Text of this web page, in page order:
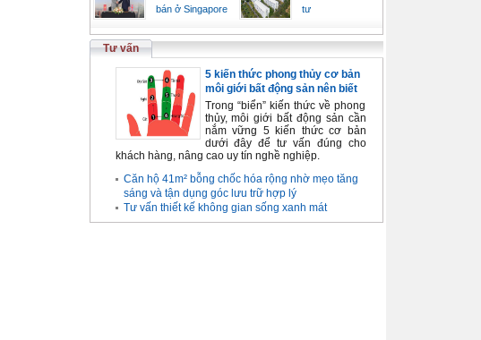
bán ở Singapore
tư
Tư vấn
5 kiến thức phong thủy cơ bản
môi giới bất động sản nên biết
Trong “biển” kiến thức về phong
thủy, môi giới bất động sản cần
nắm vững 5 kiến thức cơ bản
dưới đây để tư vấn đúng cho
khách hàng, nâng cao uy tín nghề nghiệp.
Căn hộ 41m² bỗng chốc hóa rộng nhờ mẹo tăng
sáng và tận dụng góc lưu trữ hợp lý
Tư vấn thiết kế không gian sống xanh mát